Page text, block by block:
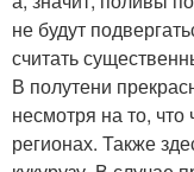
не будут
считать
В полутени
несмотря на то,
регионах. Также